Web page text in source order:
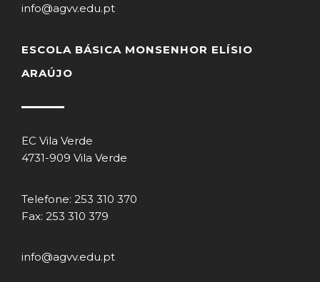
info@agvv.edu.pt
ESCOLA BÁSICA MONSENHOR ELÍSIO
ARAÚJO
EC Vila Verde
4731-909 Vila Verde
Telefone: 253 310 370
Fax: 253 310 379
info@agvv.edu.pt